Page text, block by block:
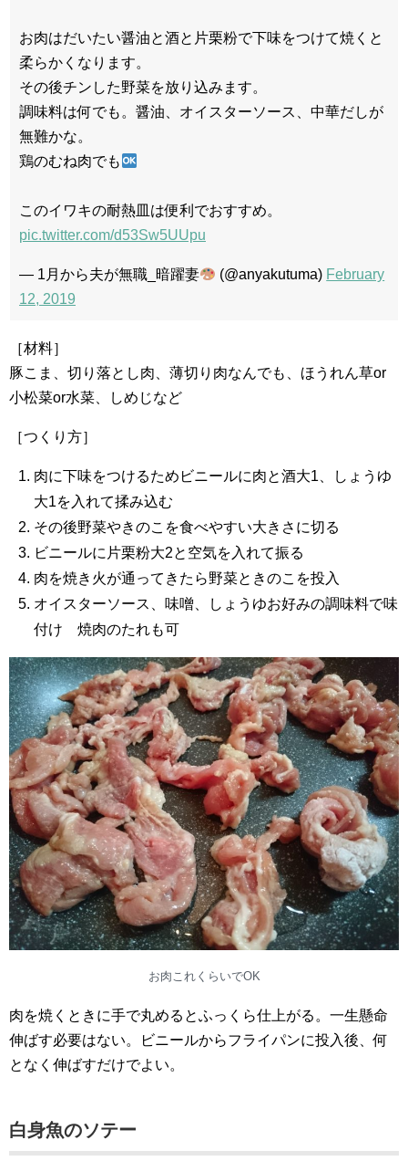
お肉はだいたい醤油と酒と片栗粉で下味をつけて焼くと
柔らかくなります。
その後チンした野菜を放り込みます。
調味料は何でも。醤油、オイスターソース、中華だしが
無難かな。
鶏のむね肉でも
このイワキの耐熱皿は便利でおすすめ。
pic.twitter.com/d53Sw5UUpu
— 1月から夫が無職_暗躍妻 (@anyakutuma) February
12, 2019
［材料］
豚こま、切り落とし肉、薄切り肉なんでも、ほうれん草or
小松菜or水菜、しめじなど
［つくり方］
肉に下味をつけるためビニールに肉と酒大1、しょうゆ
大1を入れて揉み込む
その後野菜やきのこを食べやすい大きさに切る
ビニールに片栗粉大2と空気を入れて振る
肉を焼き火が通ってきたら野菜ときのこを投入
オイスターソース、味噌、しょうゆお好みの調味料で味
付け 焼肉のたれも可
お肉これくらいでOK
肉を焼くときに手で丸めるとふっくら仕上がる。一生懸命
伸ばす必要はない。ビニールからフライパンに投入後、何
となく伸ばすだけでよい。
白身魚のソテー